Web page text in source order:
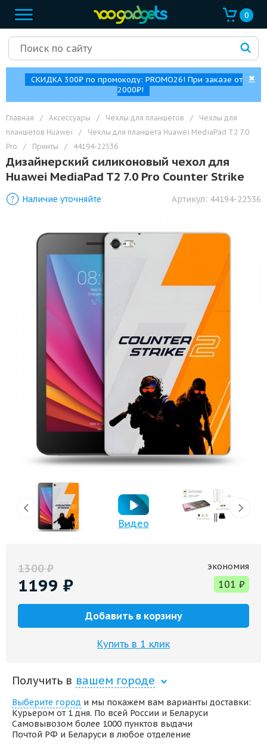
0
СКИДКА 300₽ по промокоду: PROMO26! При заказе от
2000₽!
✖
Главная / Аксессуары / Чехлы для планшетов /
Чехлы для
планшетов Huawei
/
Чехлы для планшета Huawei MediaPad T2 7.0
Pro
/ Принты / 44194-22536
Дизайнерский силиконовый чехол для
Huawei MediaPad T2 7.0 Pro Counter Strike
Видео
Наличие уточняйте Артикул: 44194-22536
1300₽
1199 ₽
экономия
101 ₽
Добавить в корзину
Купить в 1 клик
Получить в вашем городе
Выберите город и мы покажем вам варианты доставки:
Курьером от 1 дня. По всей России и Беларуси
Самовывозом более 1000 пунктов выдачи
Почтой РФ и Беларуси в любое отделение